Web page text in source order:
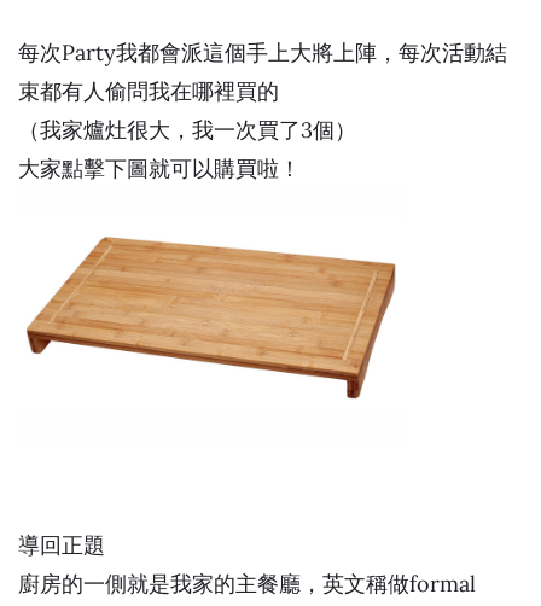
每次Party我都會派這個手上大將上陣，每次活動結
束都有人偷問我在哪裡買的
（我家爐灶很大，我一次買了3個）
大家點擊下圖就可以購買啦！
導回正題
廚房的一側就是我家的主餐廳，英文稱做formal